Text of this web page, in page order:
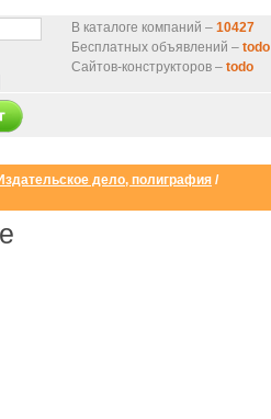
В каталоге компаний – 10427
Бесплатных объявлений – todo
Сайтов-конструкторов – todo
дело, полиграфия /